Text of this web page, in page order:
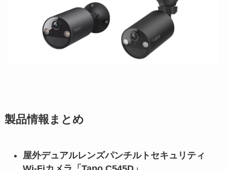
製品情報まとめ
屋外デュアルレンズパンチルトセキュリティ